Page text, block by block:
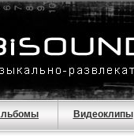
Видеоклипы